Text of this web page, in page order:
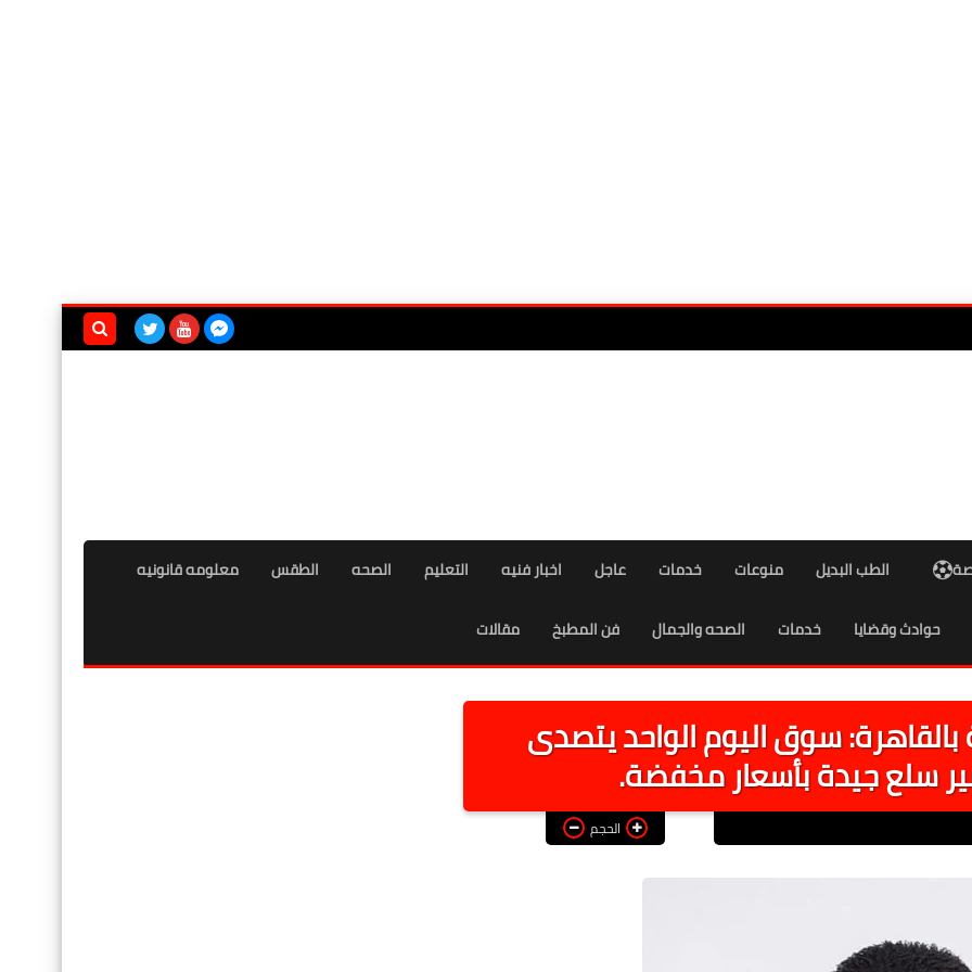
الطب البديل منوعات خدمات عاجل اخبار فنيه التعليم الصحه الطقس معلومه قانونيه
حوادث وقضايا خدمات الصحه والجمال فن المطبخ مقالات
سوق اليوم الواحد يتصدى
سلع جيدة بأسعار مخفضة.
الحجم